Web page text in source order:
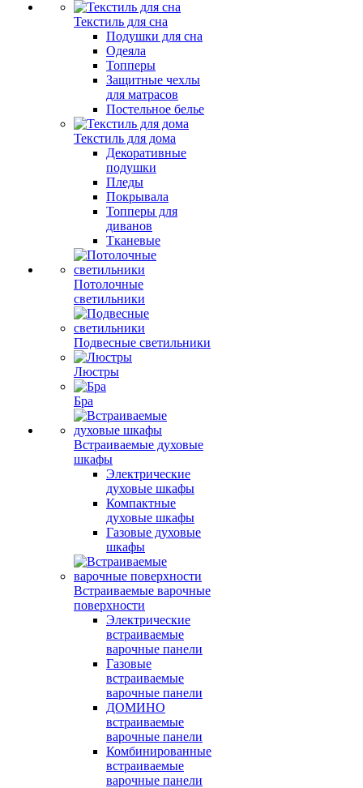
Текстиль для сна
Подушки для сна
Одеяла
Топперы
Защитные чехлы
для матрасов
Постельное белье
Текстиль для дома
Декоративные
подушки
Пледы
Покрывала
Топперы для
диванов
Тканевые
Потолочные
светильники
Подвесные светильники
Люстры
Бра
Встраиваемые духовые
шкафы
Электрические
духовые шкафы
Компактные
духовые шкафы
Газовые духовые
шкафы
Встраиваемые варочные
поверхности
Электрические
встраиваемые
варочные панели
Газовые
встраиваемые
варочные панели
ДОМИНО
встраиваемые
варочные панели
Комбинированные
встраиваемые
варочные панели